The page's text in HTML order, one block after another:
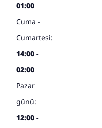
01:00
Cuma -
Cumartesi:
14:00 -
02:00
Pazar
günü:
12:00 -